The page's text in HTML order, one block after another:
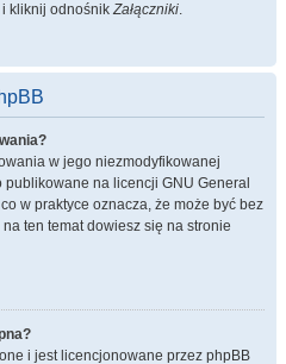
i kliknij odnośnikZałączniki.
w jego niezmodyfikowanej
publikowane na licencji GNU General
w praktyce oznacza, że może być bez
ten temat dowiesz się na stronie
i jest licencjonowane przez phpBB